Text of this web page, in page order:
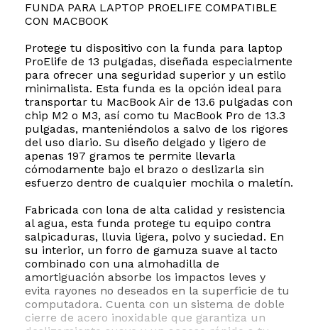
FUNDA PARA LAPTOP PROELIFE COMPATIBLE
CON MACBOOK
Protege tu dispositivo con la funda para laptop
ProElife de 13 pulgadas, diseñada especialmente
para ofrecer una seguridad superior y un estilo
minimalista. Esta funda es la opción ideal para
transportar tu MacBook Air de 13.6 pulgadas con
chip M2 o M3, así como tu MacBook Pro de 13.3
pulgadas, manteniéndolos a salvo de los rigores
del uso diario. Su diseño delgado y ligero de
apenas 197 gramos te permite llevarla
cómodamente bajo el brazo o deslizarla sin
esfuerzo dentro de cualquier mochila o maletín.
Fabricada con lona de alta calidad y resistencia
al agua, esta funda protege tu equipo contra
salpicaduras, lluvia ligera, polvo y suciedad. En
su interior, un forro de gamuza suave al tacto
combinado con una almohadilla de
amortiguación absorbe los impactos leves y
evita rayones no deseados en la superficie de tu
computadora. Cuenta con un sistema de doble
cierre de acero inoxidable que garantiza un